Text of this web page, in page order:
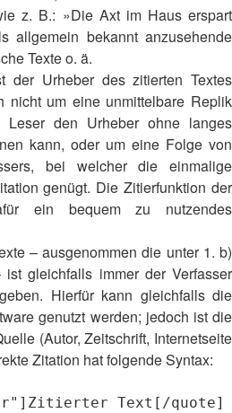
z. B.: »Die Axt im Haus erspart
allgemein bekannt anzusehende
Texte o. ä.
der Urheber des zitierten Textes
nicht um eine unmittelbare Replik
den Urheber ohne langes
kann, oder um eine Folge von
bei welcher die einmalige
genügt. Die Zitierfunktion der
ein bequem zu nutzendes
– ausgenommen die unter 1. b)
gleichfalls immer der Verfasser
Hierfür kann gleichfalls die
genutzt werden; jedoch ist die
(Autor, Zeitschrift, Internetseite
Zitation hat folgende Syntax:
Text[/quote]